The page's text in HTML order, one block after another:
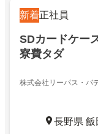
新着正社員
SDカードケー
寮費タダ
株式会社リーパス・バ
長野県 飯